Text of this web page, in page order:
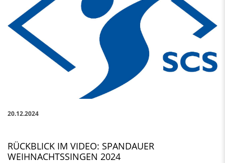
20.12.2024
RÜCKBLICK IM VIDEO: SPANDAUER
WEIHNACHTSSINGEN 2024